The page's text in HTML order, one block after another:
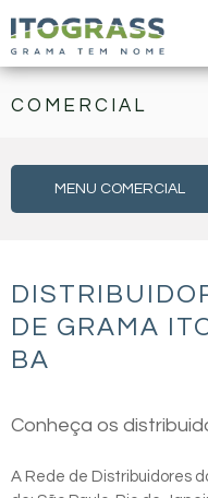
COMERCIAL
MENU COMERCIAL
DE GRAMA
BA
Conheça os
A Rede de Distribuidores